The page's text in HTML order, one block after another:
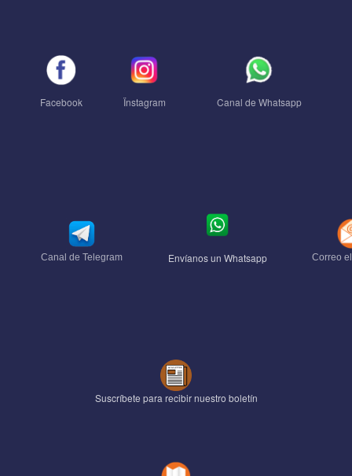
Facebook Ïnstagram Canal de Whatsapp
Canal de Telegram Envíanos un Whatsapp Correo
Suscríbete para recibir nuestro boletín